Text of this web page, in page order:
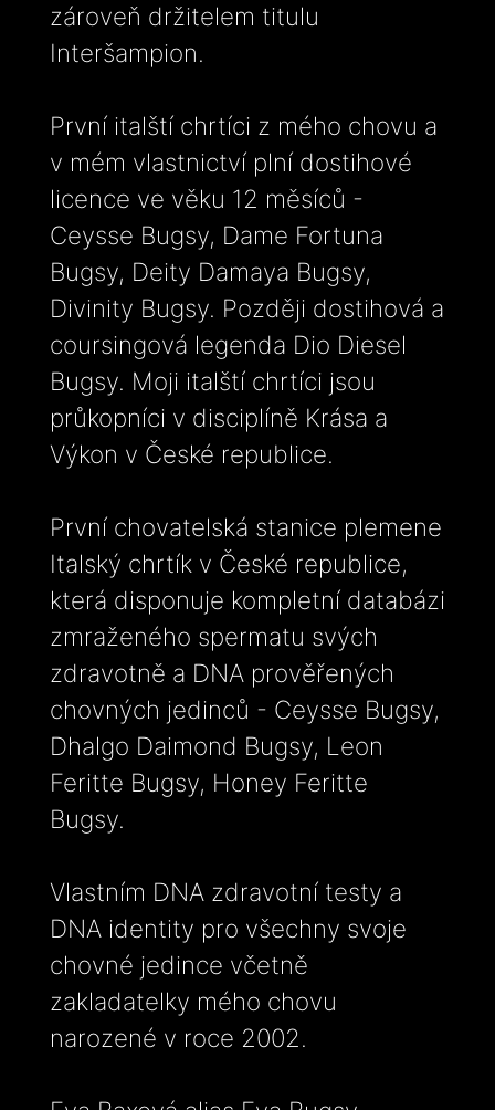
zároveň držitelem titulu
Interšampion.
První italští chrtíci z mého chovu a
v mém vlastnictví plní dostihové
licence ve věku 12 měsíců -
Ceysse Bugsy, Dame Fortuna
Bugsy, Deity Damaya Bugsy,
Divinity Bugsy. Později dostihová a
coursingová legenda Dio Diesel
Bugsy. Moji italští chrtíci jsou
průkopníci v disciplíně Krása a
Výkon v České republice.
První chovatelská stanice plemene
Italský chrtík v České republice,
která disponuje kompletní databázi
zmraženého spermatu svých
zdravotně a DNA prověřených
chovných jedinců - Ceysse Bugsy,
Dhalgo Daimond Bugsy, Leon
Feritte Bugsy, Honey Feritte
Bugsy.
Vlastním DNA zdravotní testy a
DNA identity pro všechny svoje
chovné jedince včetně
zakladatelky mého chovu
narozené v roce 2002.